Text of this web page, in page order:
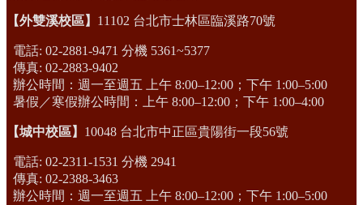
【外雙溪校區】 11102 台北市士林區臨溪路70號
電話: 02-2881-9471 分機 5361~5377
傳真: 02-2883-9402
辦公時間：週一至週五 上午 8:00–12:00；下午 1:00–5:00
暑假／寒假辦公時間：上午 8:00–12:00；下午 1:00–4:00
【城中校區】 10048 台北市中正區貴陽街一段56號
電話: 02-2311-1531 分機 2941
傳真: 02-2388-3463
辦公時間：週一至週五 上午 8:00–12:00；下午 1:00–5:00